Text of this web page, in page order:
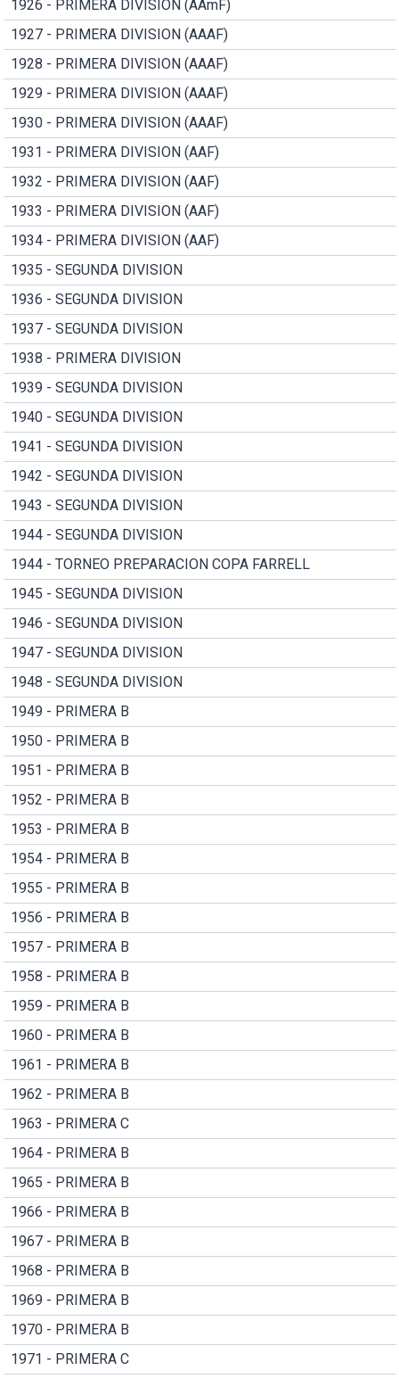
1926 - PRIMERA DIVISION (AAmF)
1927 - PRIMERA DIVISION (AAAF)
1928 - PRIMERA DIVISION (AAAF)
1929 - PRIMERA DIVISION (AAAF)
1930 - PRIMERA DIVISION (AAAF)
1931 - PRIMERA DIVISION (AAF)
1932 - PRIMERA DIVISION (AAF)
1933 - PRIMERA DIVISION (AAF)
1934 - PRIMERA DIVISION (AAF)
1935 - SEGUNDA DIVISION
1936 - SEGUNDA DIVISION
1937 - SEGUNDA DIVISION
1938 - PRIMERA DIVISION
1939 - SEGUNDA DIVISION
1940 - SEGUNDA DIVISION
1941 - SEGUNDA DIVISION
1942 - SEGUNDA DIVISION
1943 - SEGUNDA DIVISION
1944 - SEGUNDA DIVISION
1944 - TORNEO PREPARACION COPA FARRELL
1945 - SEGUNDA DIVISION
1946 - SEGUNDA DIVISION
1947 - SEGUNDA DIVISION
1948 - SEGUNDA DIVISION
1949 - PRIMERA B
1950 - PRIMERA B
1951 - PRIMERA B
1952 - PRIMERA B
1953 - PRIMERA B
1954 - PRIMERA B
1955 - PRIMERA B
1956 - PRIMERA B
1957 - PRIMERA B
1958 - PRIMERA B
1959 - PRIMERA B
1960 - PRIMERA B
1961 - PRIMERA B
1962 - PRIMERA B
1963 - PRIMERA C
1964 - PRIMERA B
1965 - PRIMERA B
1966 - PRIMERA B
1967 - PRIMERA B
1968 - PRIMERA B
1969 - PRIMERA B
1970 - PRIMERA B
1971 - PRIMERA C